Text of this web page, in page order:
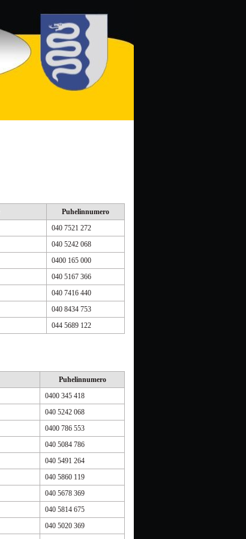
Puhelinnumero
040 7521 272
040 5242 068
0400 165 000
040 5167 366
040 7416 440
040 8434 753
044 5689 122
Puhelinnumero
0400 345 418
040 5242 068
0400 786 553
040 5084 786
040 5491 264
040 5860 119
040 5678 369
040 5814 675
040 5020 369